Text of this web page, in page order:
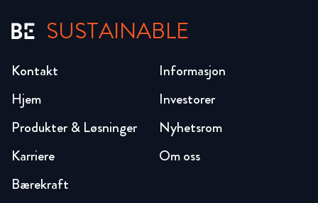
SUSTAINABLE
Hjem
Produkter & Løsninger
Karriere
Bærekraft
Investorer
Nyhetsrom
Om oss
Kontakt Informasjon